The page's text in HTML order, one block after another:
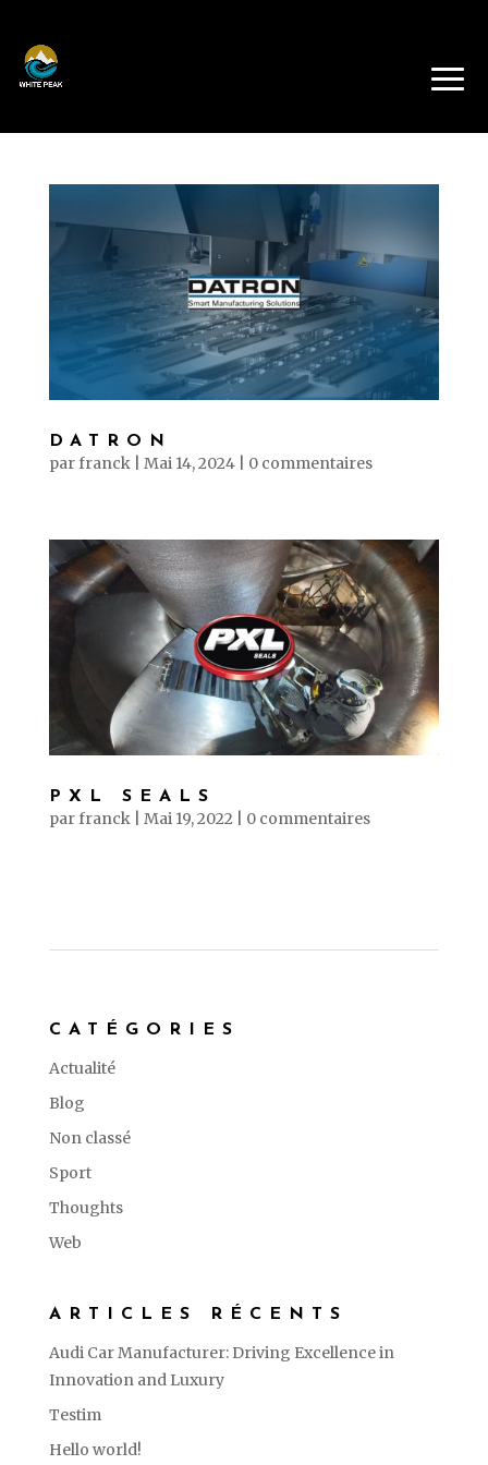
DATRON
parfranck| Mai 14, 2024| 0 commentaires
PXL SEALS
parfranck| Mai 19, 2022 0 commentaires
CATÉGORIES
Actualité
Blog
Non classé
Sport
Thoughts
Web
ARTICLES RÉCENTS
Audi Car Manufacturer: Driving Excellence in
Innovation and Luxury
Testim
Hello world!